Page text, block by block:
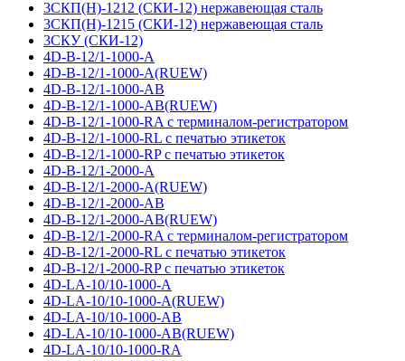
3СКП(Н)-1212 (СКИ-12) нержавеющая сталь
3СКП(Н)-1215 (СКИ-12) нержавеющая сталь
3СКУ (СКИ-12)
4D-B-12/1-1000-A
4D-B-12/1-1000-A(RUEW)
4D-B-12/1-1000-AB
4D-B-12/1-1000-AB(RUEW)
4D-B-12/1-1000-RA с терминалом-регистратором
4D-B-12/1-1000-RL с печатью этикеток
4D-B-12/1-1000-RP с печатью этикеток
4D-B-12/1-2000-A
4D-B-12/1-2000-A(RUEW)
4D-B-12/1-2000-AB
4D-B-12/1-2000-AB(RUEW)
4D-B-12/1-2000-RA с терминалом-регистратором
4D-B-12/1-2000-RL с печатью этикеток
4D-B-12/1-2000-RP с печатью этикеток
4D-LA-10/10-1000-A
4D-LA-10/10-1000-A(RUEW)
4D-LA-10/10-1000-AB
4D-LA-10/10-1000-AB(RUEW)
4D-LA-10/10-1000-RA